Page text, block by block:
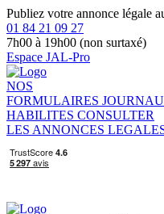
Publiez votre annonce légale
01 84 21 09 27
7h00 à 19h00 (non surtaxé)
Espace JAL-Pro
NOS
FORMULAIRES
HABILITES CONSULTER
LES ANNONCES